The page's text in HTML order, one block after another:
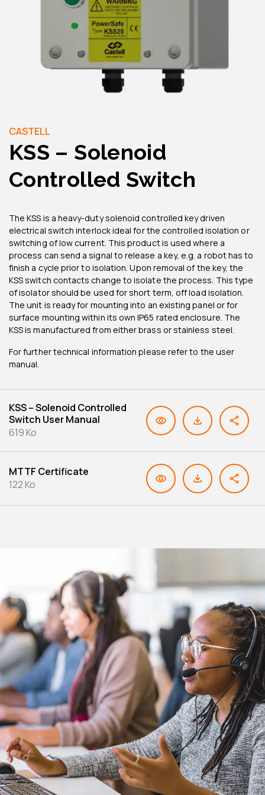
CASTELL
KSS – Solenoid
Controlled Switch
The KSS is a heavy-duty solenoid controlled key driven
electrical switch interlock ideal for the controlled isolation or
switching of low current. This product is used where a
process can send a signal to release a key, e.g. a robot has to
finish a cycle prior to isolation. Upon removal of the key, the
KSS switch contacts change to isolate the process. This type
of isolator should be used for short term, off load isolation.
The unit is ready for mounting into an existing panel or for
surface mounting within its own IP65 rated enclosure. The
KSS is manufactured from either brass or stainless steel.
For further technical information please refer to the user
manual.
KSS – Solenoid Controlled
Switch User Manual
619 Ko
MTTF Certificate
122 Ko